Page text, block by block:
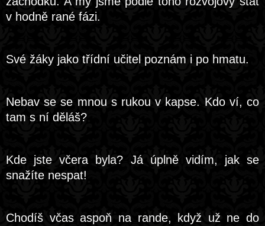
v hodně rané fázi.
Své žáky jako třídní učitel poznám i po hmatu.
Nebav se se mnou s rukou v kapse. Kdo ví, co
tam s ní děláš?
Kde jste včera byla? Já úplně vidím, jak se
snažíte nespat!
Chodíš včas aspoň na rande, když už ne do